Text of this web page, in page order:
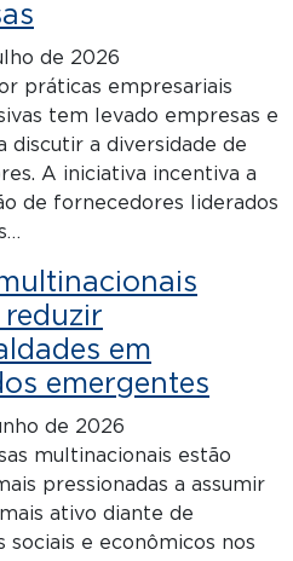
de 2026
práticas empresariais
tem levado empresas e
discutir a diversidade de
A iniciativa incentiva a
de fornecedores liderados
em
emergentes
de 2026
multinacionais estão
pressionadas a assumir
ativo diante de
sociais e econômicos nos